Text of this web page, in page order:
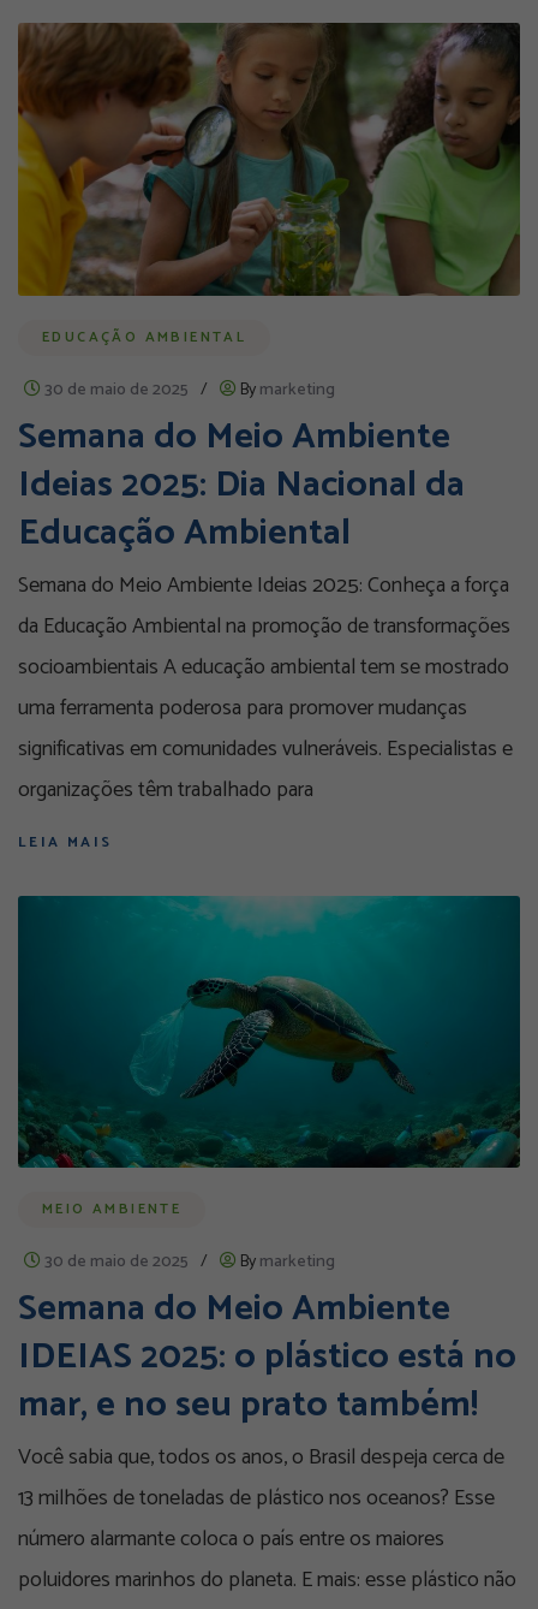
EDUCAÇÃO AMBIENTAL
30 de maio de 2025 / Bymarketing
Semana do Meio Ambiente
Ideias 2025: Dia Nacional da
Educação Ambiental
Semana do Meio Ambiente Ideias 2025: Conheça a força
da Educação Ambiental na promoção de transformações
socioambientais A educação ambiental tem se mostrado
uma ferramenta poderosa para promover mudanças
significativas em comunidades vulneráveis. Especialistas e
organizações têm trabalhado para
LEIA MAIS
MEIO AMBIENTE
30 de maio de 2025 / Bymarketing
Semana do Meio Ambiente
IDEIAS 2025: o plástico está no
mar, e no seu prato também!
Você sabia que, todos os anos, o Brasil despeja cerca de
13 milhões de toneladas de plástico nos oceanos? Esse
número alarmante coloca o país entre os maiores
poluidores marinhos do planeta. E mais: esse plástico não